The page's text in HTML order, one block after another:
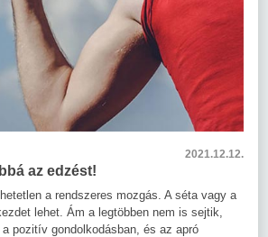
2021.12.12.
az edzést!
a rendszeres mozgás. A séta vagy a
lehet. Ám a legtöbben nem is sejtik,
pozitív gondolkodásban, és az apró